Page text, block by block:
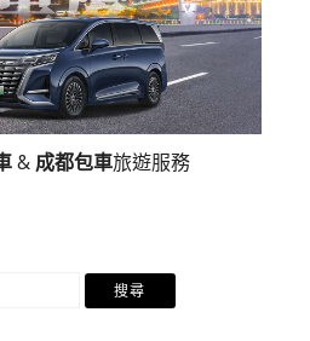
& 成都包車旅遊服務